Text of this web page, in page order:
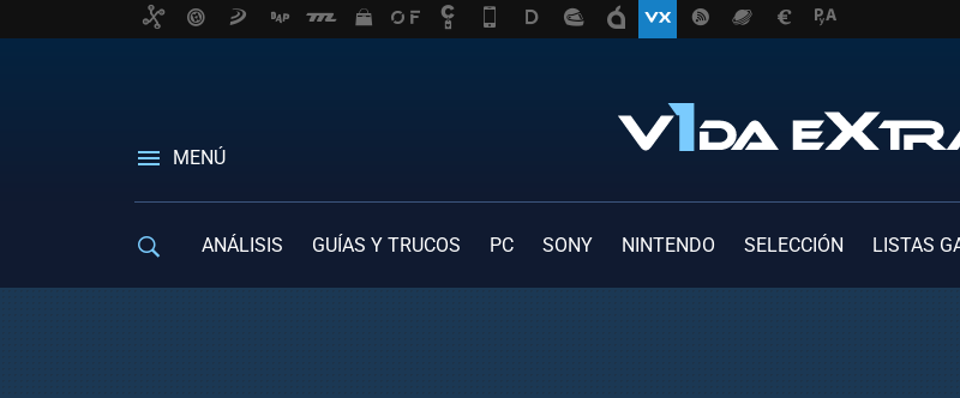
MENÚ
ANÁLISIS GUÍAS Y TRUCOS PC SONY NINTENDO SELECCIÓN LISTAS